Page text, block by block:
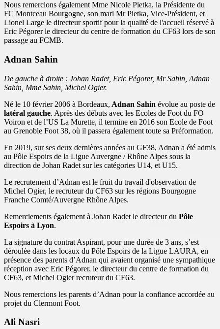
Nous remercions également Mme Nicole Pietka, la Présidente du
FC Montceau Bourgogne, son mari Mr Pietka, Vice-Président, et
Lionel Large le directeur sportif pour la qualité de l'accueil réservé à
Eric Pégorer le directeur du centre de formation du CF63 lors de son
passage au FCMB.
Adnan Sahin
De gauche à droite : Johan Radet, Eric Pégorer, Mr Sahin, Adnan
Sahin, Mme Sahin, Michel Ogier.
Né le 10 février 2006 à Bordeaux, Adnan Sahin évolue au poste de
latéral gauche. Après des débuts avec les Ecoles de Foot du FO
Voiron et de l’US La Murette, il termine en 2016 son Ecole de Foot
au Grenoble Foot 38, où il passera également toute sa Préformation.
En 2019, sur ses deux dernières années au GF38, Adnan a été admis
au Pôle Espoirs de la Ligue Auvergne / Rhône Alpes sous la
direction de Johan Radet sur les catégories U14, et U15.
Le recrutement d’Adnan est le fruit du travail d'observation de
Michel Ogier, le recruteur du CF63 sur les régions Bourgogne
Franche Comté/Auvergne Rhône Alpes.
Remerciements également à Johan Radet le directeur du Pôle
Espoirs à Lyon.
La signature du contrat Aspirant, pour une durée de 3 ans, s’est
déroulée dans les locaux du Pôle Espoirs de la Ligue LAURA, en
présence des parents d’Adnan qui avaient organisé une sympathique
réception avec Eric Pégorer, le directeur du centre de formation du
CF63, et Michel Ogier recruteur du CF63.
Nous remercions les parents d’Adnan pour la confiance accordée au
projet du Clermont Foot.
Ali Nasri